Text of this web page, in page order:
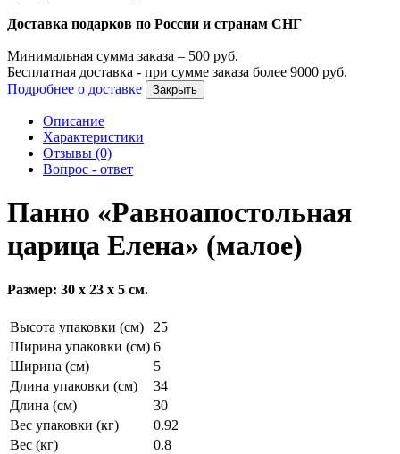
Доставка подарков по России и странам СНГ
Минимальная сумма заказа – 500 руб.
Бесплатная доставка - при сумме заказа более 9000 руб.
Подробнее о доставке
Закрыть
Описание
Характеристики
Отзывы (0)
Вопрос - ответ
Панно «Равноапостольная
царица Елена» (малое)
Размер: 30 х 23 х 5 см.
Высота упаковки (см)
25
Ширина упаковки (см) 6
Ширина (см)
5
Длина упаковки (см)
34
Длина (см)
30
Вес упаковки (кг)
0.92
Вес (кг)
0.8